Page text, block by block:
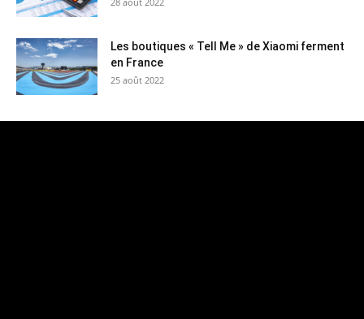
Les boutiques « Tell Me » de Xiaomi ferment
en France
25 août 2022